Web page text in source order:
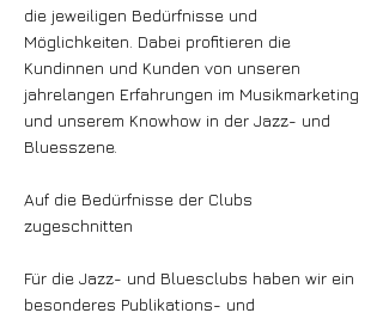
die jeweiligen Bedürfnisse und
Möglichkeiten. Dabei profitieren die
Kundinnen und Kunden von unseren
jahrelangen Erfahrungen im Musikmarketing
und unserem Knowhow in der Jazz- und
Bluesszene.
Auf die Bedürfnisse der Clubs
zugeschnitten
Für die Jazz- und Bluesclubs haben wir ein
besonderes Publikations- und